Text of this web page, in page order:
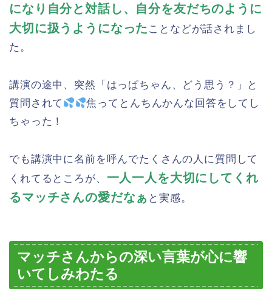
になり自分と対話し、自分を友だちのように
大切に扱うようになった ことなどが話されまし
た。
講演の途中、突然「はっぱちゃん、どう思う？」と
質問されて
焦ってとんちんかんな回答をしてし
ちゃった！
でも講演中に名前を呼んでたくさんの人に質問して
くれてるところが、 一人一人を大切にしてくれ
るマッチさんの愛だなぁ と実感。
マッチさんからの深い言葉が心に響
いてしみわたる